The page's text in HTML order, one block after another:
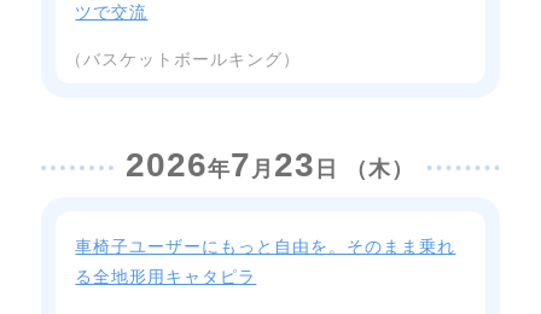
ツで交流
（バスケットボールキング）
2026年7 月 23 日 （木）
車椅子ユーザーにもっと自由を。そのまま乗れ
る全地形用キャタピラ